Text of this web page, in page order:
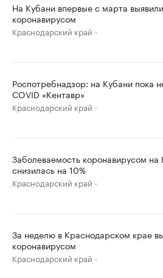
На Кубани впервые с марта
коронавирусом
Краснодарский край
Роспотребнадзор: на Кубани пока
COVID «Кентавр»
Краснодарский край
Заболеваемость коронавирусом
снизилась на 10%
Краснодарский край
За неделю в Краснодарском крае
коронавирусом
Краснодарский край